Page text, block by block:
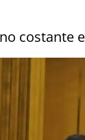
costante